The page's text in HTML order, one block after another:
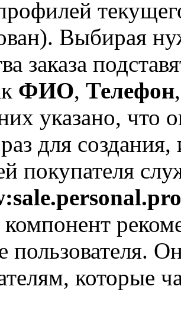
Выбирая
заказа
ФИО, Телефон
указано, что
для
покупателя
пользователя.
которые